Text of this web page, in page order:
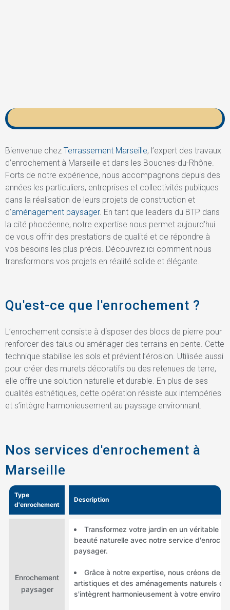
Bienvenue chez Terrassement Marseille, l’expert des travaux
d’enrochement à Marseille et dans les Bouches-du-Rhône.
Forts de notre expérience, nous accompagnons depuis des
années les particuliers, entreprises et collectivités publiques
dans la réalisation de leurs projets de construction et
d’aménagement paysager. En tant que leaders du BTP dans
la cité phocéenne, notre expertise nous permet aujourd’hui
de vous offrir des prestations de qualité et de répondre à
vos besoins les plus précis. Découvrez ici comment nous
transformons vos projets en réalité solide et élégante.
Qu'est-ce que l'enrochement ?
L’enrochement consiste à disposer des blocs de pierre pour
renforcer des talus ou aménager des terrains en pente. Cette
technique stabilise les sols et prévient l’érosion. Utilisée aussi
pour créer des murets décoratifs ou des retenues de terre,
elle offre une solution naturelle et durable. En plus de ses
qualités esthétiques, cette opération résiste aux intempéries
et s’intègre harmonieusement au paysage environnant.
Nos services d'enrochement à
Marseille
Type
d'enrochement
Description
Enrochement
paysager
Transformez votre jardin en un véritable
beauté naturelle avec notre service
paysager.
Grâce à notre expertise, nous créons des
artistiques et des aménagements naturels qui
s'intègrent harmonieusement à votre